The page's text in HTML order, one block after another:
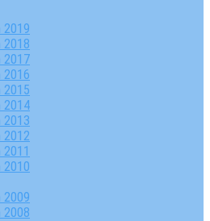
2019
2018
2017
2016
2015
2014
2013
2012
2011
2010
2009
2008